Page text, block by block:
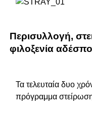
Περισυλλογή,
φιλοξενία
Τα τελευταία δυο
πρόγραμμα